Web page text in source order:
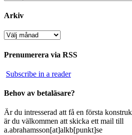
Arkiv
Arkiv
Prenumerera via RSS
Subscribe in a reader
Behov av betaläsare?
Är du intresserad att få en första
är du välkommen att skicka ett mail till
a.abrahamsson[at]alkb[punkt]se